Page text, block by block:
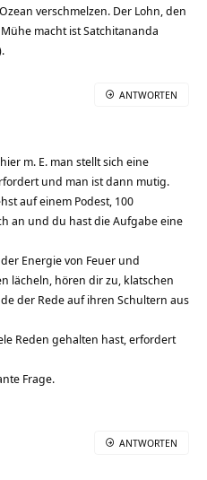
verschmelzen. Der Lohn, den
macht ist Satchitananda
m. E. man stellt sich eine
und man ist dann mutig.
auf einem Podest, 100
an und du hast die Aufgabe eine
Energie von Feuer und
lächeln, hören dir zu, klatschen
der Rede auf ihren Schultern aus
Reden gehalten hast, erfordert
Frage.
ANTWORTEN
ANTWORTEN